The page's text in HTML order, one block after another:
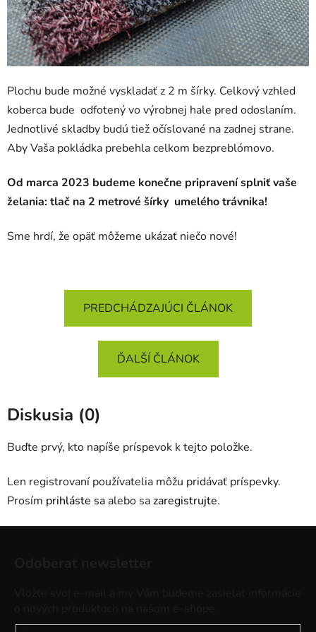
Plochu bude možné vyskladať z 2 m šírky. Celkový vzhled
koberca bude odfotený vo výrobnej hale pred odoslaním.
Jednotlivé skladby budú tiež očíslované na zadnej strane.
Aby Vaša pokládka prebehla celkom bezpreblómovo.
Od marca 2023 budeme konečne pripravení splniť vaše
želania: tlač na 2 metrové šírky umelého trávnika!
Sme hrdí, že opäť môžeme ukázať niečo nové!
PREDCHÁDZAJÚCI ČLÁNOK
ĎALŠÍ ČLÁNOK
Diskusia (0)
Buďte prvý, kto napíše príspevok k tejto položke.
Len registrovaní používatelia môžu pridávať príspevky.
Prosím prihláste sa alebo sazaregistrujte.